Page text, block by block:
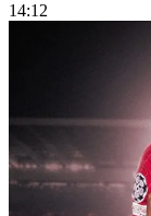
14:12